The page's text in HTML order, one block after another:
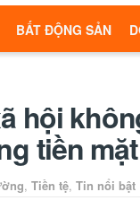
BẤT ĐỘNG SẢN
hội
tiền
, Tiền tệ, Tin nổi bật